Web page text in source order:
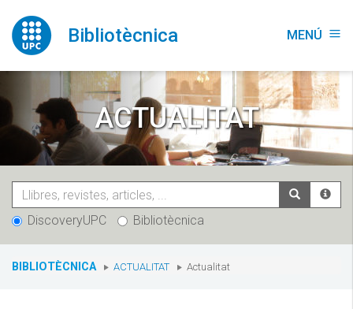
contingut
Bibliotècnica MENÚ menu
ACTUALITAT
DiscoveryUPC Bibliotècnica
You
BIBLIOTÈCNICA ACTUALITAT Actualitat